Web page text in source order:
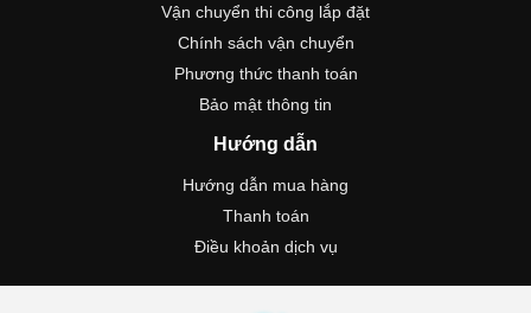
Vận chuyển thi công lắp đặt
Chính sách vận chuyển
Phương thức thanh toán
Bảo mật thông tin
Hướng dẫn
Hướng dẫn mua hàng
Thanh toán
Điều khoản dịch vụ